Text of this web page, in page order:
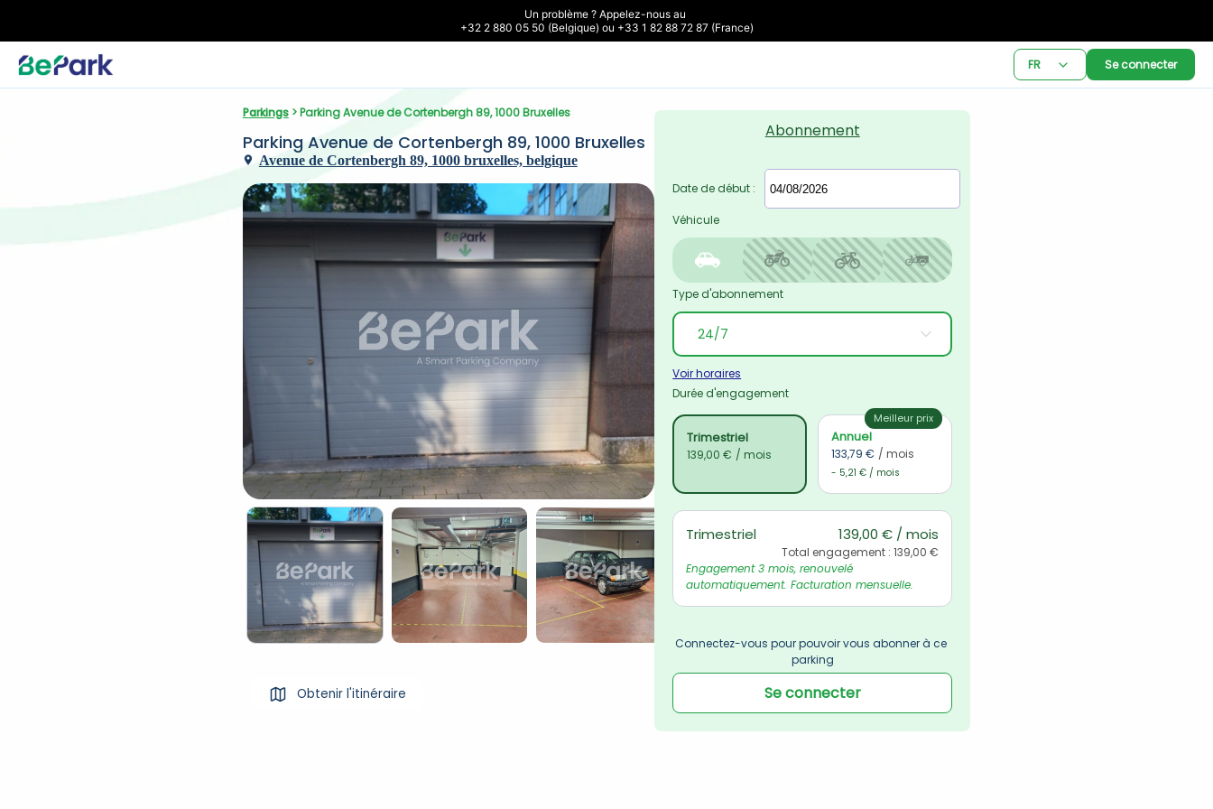
Un problème ? Appelez-nous au
+32 2 880 05 50 (Belgique) ou +33 1 82 88 72 87 (France)
FR Se connecter
Parkings > Parking Avenue de Cortenbergh 89, 1000 Bruxelles
Parking Avenue de Cortenbergh 89, 1000 Bruxelles
Avenue de Cortenbergh 89, 1000 bruxelles, belgique
Obtenir l'itinéraire
Abonnement
Date de début :
Véhicule
Type d'abonnement
Voir horaires
Durée d'engagement
Trimestriel
139,00 € / mois
Meilleur prix
Annuel
133,79 € / mois
- 5,21 € / mois
Trimestriel 139,00 € / mois
Total engagement : 139,00 €
Engagement 3 mois, renouvelé
automatiquement. Facturation mensuelle.
Connectez-vous pour pouvoir vous abonner à ce
parking
Se connecter